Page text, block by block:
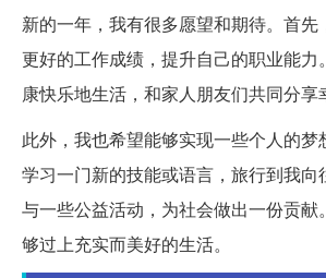
新的一年，我有很多愿望和期待。首
更好的工作成绩，提升自己的职业能力
康快乐地生活，和家人朋友们共同分享
此外，我也希望能够实现一些个人的梦
学习一门新的技能或语言，旅行到我向
与一些公益活动，为社会做出一份贡献
够过上充实而美好的生活。